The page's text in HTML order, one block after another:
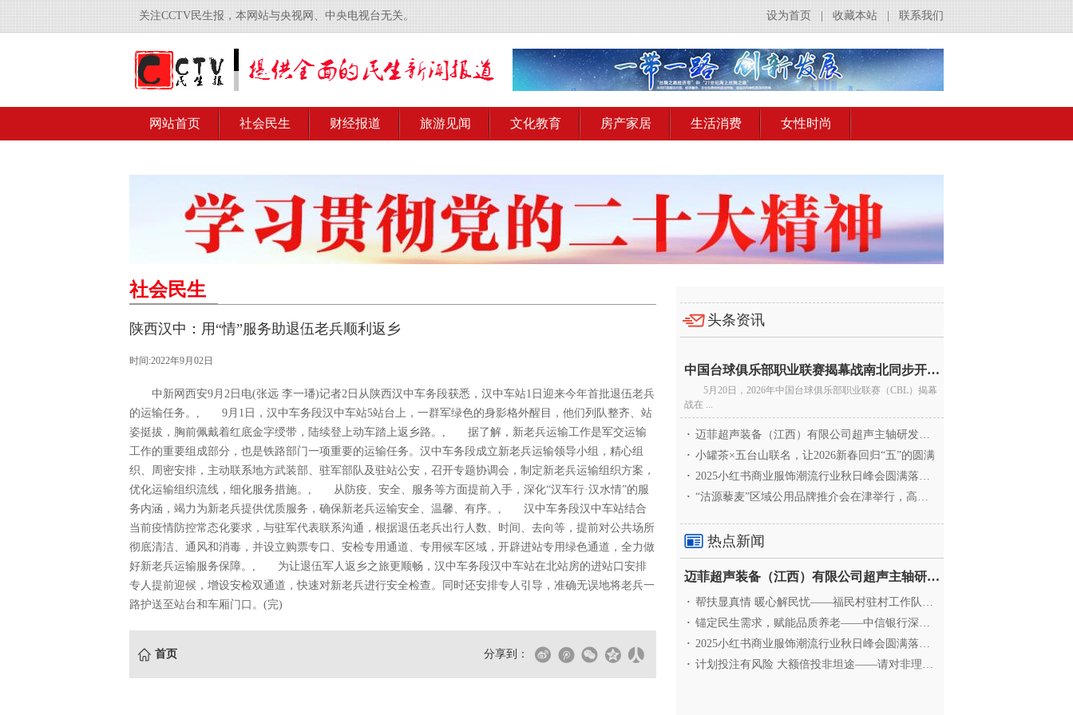
关注CCTV民生报，本网站与央视网、中央电视台无关。 联系我们
收藏本站
设为首页
网站首页 社会民生 财经报道 旅游见闻 文化教育 房产家居 生活消费 女性时尚
社会民生
陕西汉中：用“情”服务助退伍老兵顺利返乡
时间:2022年9月02日
中新网西安9月2日电(张远 李一璠)记者2日从陕西汉中车务段获悉，汉中车站1日迎来今年首批退伍老兵
的运输任务。, 9月1日，汉中车务段汉中车站5站台上，一群军绿色的身影格外醒目，他们列队整齐、站
姿挺拔，胸前佩戴着红底金字绶带，陆续登上动车踏上返乡路。, 据了解，新老兵运输工作是军交运输
工作的重要组成部分，也是铁路部门一项重要的运输任务。汉中车务段成立新老兵运输领导小组，精心组
织、周密安排，主动联系地方武装部、驻军部队及驻站公安，召开专题协调会，制定新老兵运输组织方案，
优化运输组织流线，细化服务措施。, 从防疫、安全、服务等方面提前入手，深化“汉车行·汉水情”的服
务内涵，竭力为新老兵提供优质服务，确保新老兵运输安全、温馨、有序。, 汉中车务段汉中车站结合
当前疫情防控常态化要求，与驻军代表联系沟通，根据退伍老兵出行人数、时间、去向等，提前对公共场所
彻底清洁、通风和消毒，并设立购票专口、安检专用通道、专用候车区域，开辟进站专用绿色通道，全力做
好新老兵运输服务保障。, 为让退伍军人返乡之旅更顺畅，汉中车务段汉中车站在北站房的进站口安排
专人提前迎候，增设安检双通道，快速对新老兵进行安全检查。同时还安排专人引导，准确无误地将老兵一
路护送至站台和车厢门口。(完)
首页 分享到：
头条资讯
中国台球俱乐部职业联赛揭幕战南北同步开杆 首届CBL
5月20日，2026年中国台球俱乐部职业联赛（CBL）揭幕
战在 ...
· 迈菲超声装备（江西）有限公司超声主轴研发和生产项
· 小罐茶×五台山联名，让2026新春回归“五”的圆满
· 2025小红书商业服饰潮流行业秋日峰会圆满落幕，携手
· “沽源藜麦”区域公用品牌推介会在津举行，高蛋白产业
热点新闻
迈菲超声装备（江西）有限公司超声主轴研发和生产项
· 帮扶显真情 暖心解民忧——福民村驻村工作队与村委心系
· 锚定民生需求，赋能品质养老——中信银行深圳分行养老
· 2025小红书商业服饰潮流行业秋日峰会圆满落幕，携手
· 计划投注有风险 大额倍投非坦途——请对非理性购彩说“